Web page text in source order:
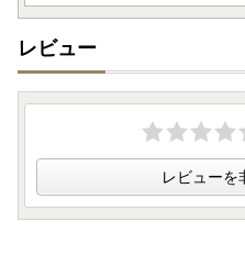
レビュー
レビューを